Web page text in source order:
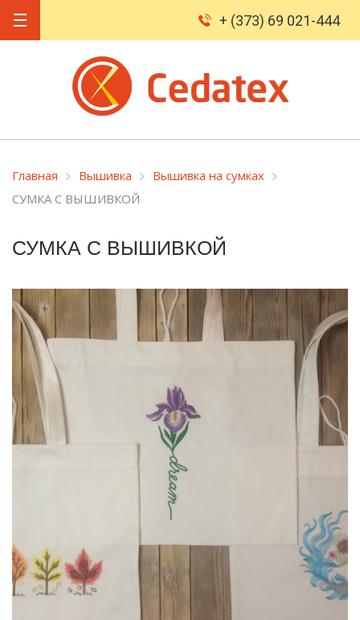
+ (373) 69 021-444
Главная Вышивка
Вышивка на сумках
СУМКА С ВЫШИВКОЙ
СУМКА С ВЫШИВКОЙ